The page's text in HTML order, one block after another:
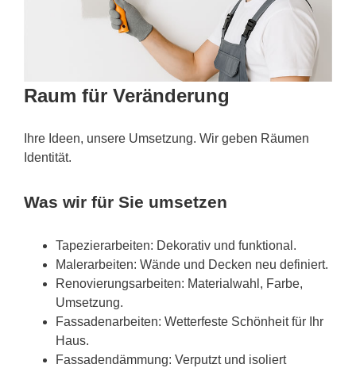
Raum für Veränderung
Ihre Ideen, unsere Umsetzung. Wir geben Räumen
Identität.
Was wir für Sie umsetzen
Tapezierarbeiten: Dekorativ und funktional.
Malerarbeiten: Wände und Decken neu definiert.
Renovierungsarbeiten: Materialwahl, Farbe,
Umsetzung.
Fassadenarbeiten: Wetterfeste Schönheit für Ihr
Haus.
Fassadendämmung: Verputzt und isoliert